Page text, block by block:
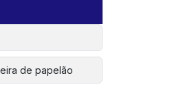
de papelão